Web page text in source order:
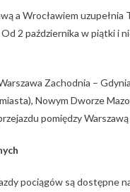
a Wrocławiem
2 października w piątki
Zachodnia –
Nowym Dworze
pomiędzy
pociągów są dostępne